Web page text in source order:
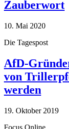
Zauberwort
10. Mai 2020
Die Tagespost
AfD-
von
werden
19. Oktober 2019
Focus Online